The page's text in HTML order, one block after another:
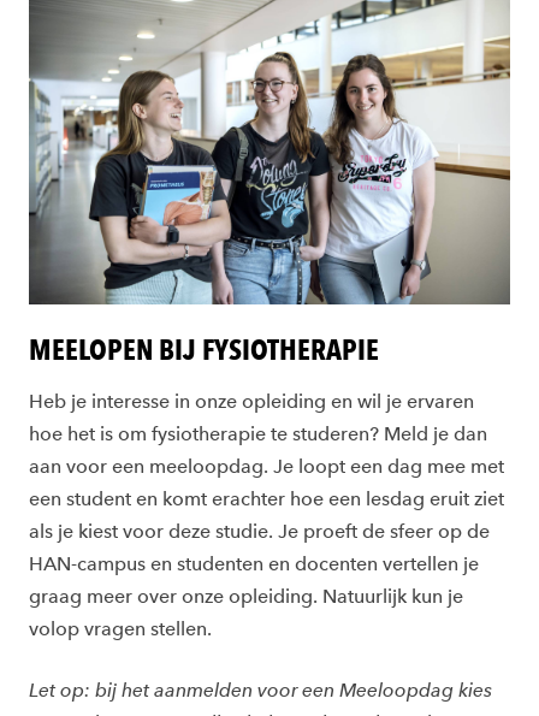
MEELOPEN BIJ FYSIOTHERAPIE
Heb je interesse in onze opleiding en wil je ervaren
hoe het is om fysiotherapie te studeren? Meld je dan
aan voor een meeloopdag. Je loopt een dag mee met
een student en komt erachter hoe een lesdag eruit ziet
als je kiest voor deze studie. Je proeft de sfeer op de
HAN-campus en studenten en docenten vertellen je
graag meer over onze opleiding. Natuurlijk kun je
volop vragen stellen.
Let op: bij het aanmelden voor een Meeloopdag kies